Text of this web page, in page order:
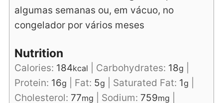
algumas semanas ou, em vácuo, no
congelador por vários meses
Nutrition
Calories: 184kcal Carbohydrates: 18g
Protein: 16g Fat: 5g Saturated Fat: 1g
Cholesterol: 77mg Sodium: 759mg